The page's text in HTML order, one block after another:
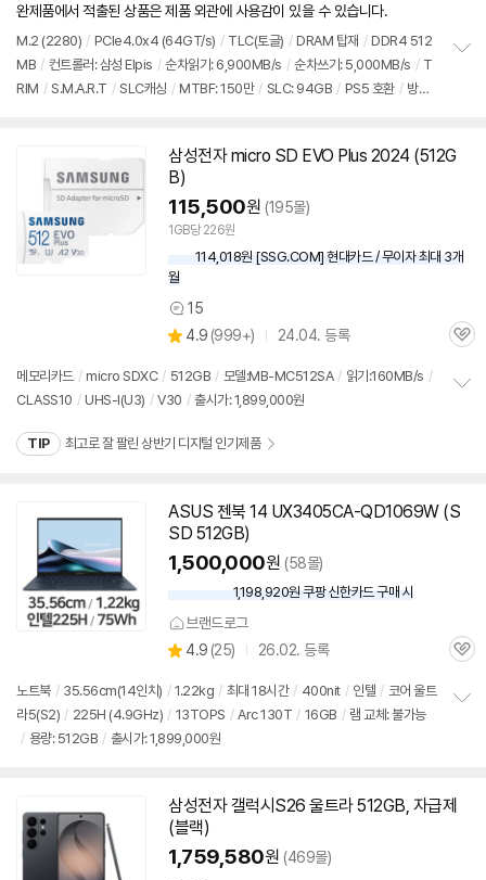
견
점
리
뷰
완제품에서 적출된 상품은 제품 외관에 사용감이 있을 수 있습니다.
M.2 (2280) / PCIe4.0x4 (64GT/s) / TLC(토글) / DRAM 탑재 / DDR4 512
MB / 컨트롤러: 삼성 Elpis / 순차읽기: 6,900MB/s / 순차쓰기: 5,000MB/s / T
RIM / S.M.A.R.T / SLC캐싱 / MTBF: 150만 / SLC: 94GB / PS5 호환 / 방열
삼성전자 micro SD EVO Plus 2024 (512G
B)
115,500원 (195몰)
1GB당 226원
114,018원 [SSG.COM] 현대카드 / 무이자 최대 3개
월
상
품
견
15
별
점
4.9 (상
리
뷰
999+) 24.04. 등록
관
메모리카드 / micro SDXC / 512GB / 모델:MB-MC512SA / 읽기:160MB/s /
CLASS10 / UHS-I(U3) / V30 / 출시가: 1,899,000원
TIP 최고로 잘 팔린 상반기 디지털 인기제품
ASUS 젠북 14 UX3405CA-QD1069W (S
SD 512GB)
1,500,000원 (58몰)
우
할
인
1,198,920원 쿠팡 신한카드 구매 시
브랜드로그
별
점
4.9 (상
리
뷰
25) 26.02. 등록
관
노트북 / 35.56cm(14인치) / 1.22kg / 최대 18시간 / 400nit / 인텔 / 코어 울트
라5(S2) / 225H (4.9GHz) / 13TOPS / Arc 130T / 16GB / 램 교체: 불가능
/ 용량: 512GB / 출시가: 1,899,000원
삼성전자 갤럭시S26 울트라512GB, 자급제
(블랙)
1,759,580원 (469몰)